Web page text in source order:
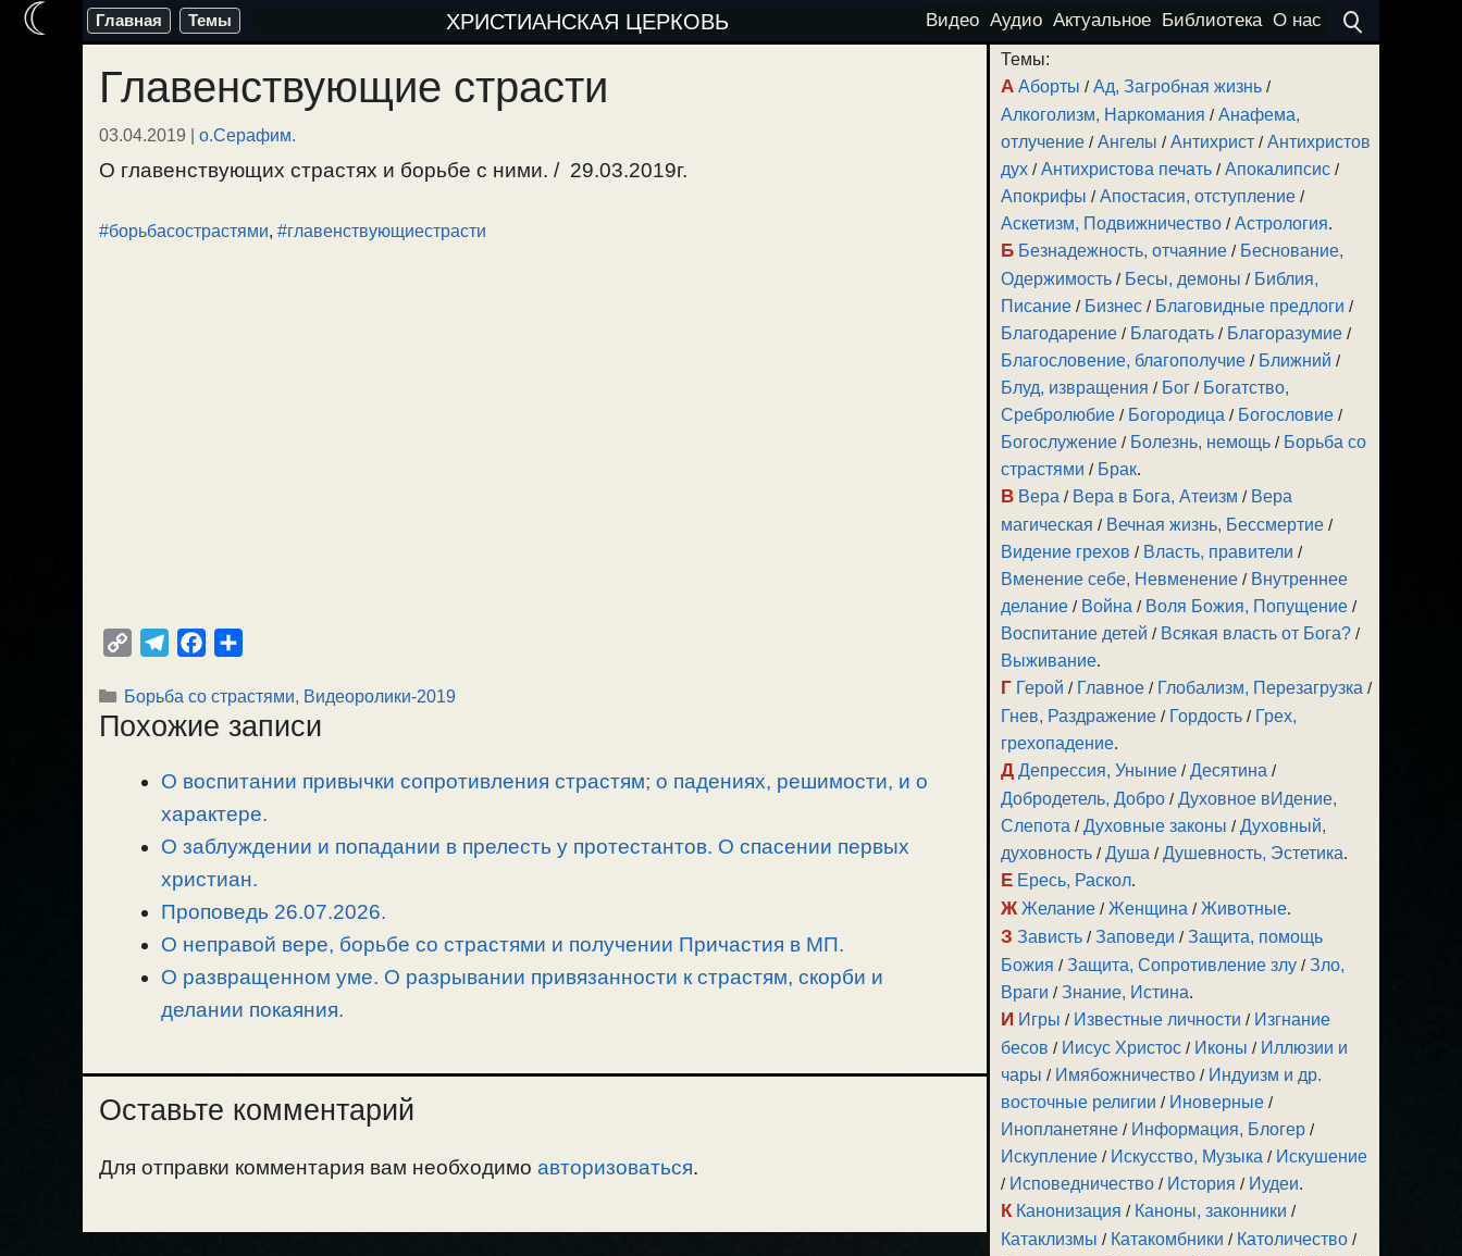
Перейти
содержимому
Главная Темы ХРИСТИАНСКАЯ ЦЕРКОВЬ Видео Аудио Актуальное Библиотека О нас
Главенствующие страсти
03.04.2019 | о.Серафим.
О главенствующих страстях и борьбе с ними. / 29.03.2019г.
#борьбасострастями, #главенствующиестрасти
p
y
l
e
r
a
m
c
e
o
o
k
п
р
в
и
т
Рубрики
Борьба со страстями, Видеоролики-2019
Похожие записи
О воспитании привычки сопротивления страстям; о падениях, решимости, и о
характере.
О заблуждении и попадании в прелесть у протестантов. О спасении первых
христиан.
Проповедь 26.07.2026.
О неправой вере, борьбе со страстями и получении Причастия в МП.
О развращенном уме. О разрывании привязанности к страстям, скорби и
делании покаяния.
Оставьте комментарий
Для отправки комментария вам необходимо авторизоваться.
Темы:
А Аборты /Ад, Загробная жизнь /
Алкоголизм, Наркомания /Анафема,
отлучение /Ангелы /Антихрист /Антихристов
дух /Антихристова печать /Апокалипсис /
Апокрифы /Апостасия, отступление /
Аскетизм, Подвижничество /Астрология.
Б Безнадежность, отчаяние / Беснование,
Одержимость / Бесы, демоны / Библия,
Писание / Бизнес / Благовидные предлоги /
Благодарение / Благодать / Благоразумие /
Благословение, благополучие / Ближний /
Блуд, извращения / Бог / Богатство,
Сребролюбие / Богородица / Богословие /
Богослужение / Болезнь, немощь / Борьба со
страстями / Брак.
В Вера / Вера в Бога, Атеизм / Вера
магическая / Вечная жизнь, Бессмертие /
Видение грехов / Власть, правители /
Вменение себе, Невменение / Внутреннее
делание / Война / Воля Божия, Попущение /
Воспитание детей / Всякая власть от Бога? /
Выживание.
Г Герой / Главное / Глобализм, Перезагрузка /
Гнев, Раздражение / Гордость / Грех,
грехопадение.
Д Депрессия, Уныние /Десятина /
Добродетель, Добро /Духовное вИдение,
Слепота /Духовные законы /Духовный,
духовность /Душа /Душевность, Эстетика.
Е Ересь, Раскол.
Ж Желание /Женщина /Животные.
З Зависть /Заповеди /Защита, помощь
Божия /Защита, Сопротивление злу /Зло,
Враги /Знание, Истина.
И Игры / Известные личности / Изгнание
бесов / Иисус Христос / Иконы / Иллюзии и
чары / Имябожничество / Индуизм и др.
восточные религии / Иноверные /
Инопланетяне / Информация, Блогер /
Искупление / Искусство, Музыка / Искушение
/ Исповедничество / История / Иудеи.
К Канонизация / Каноны, законники /
Катаклизмы / Катакомбники / Католичество /
☾